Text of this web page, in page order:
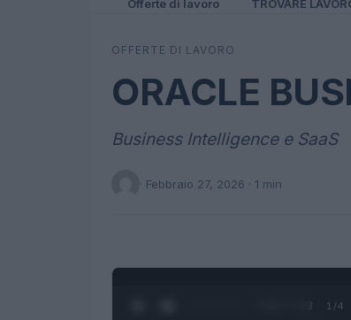
Offerte di lavoro TROVARE
OFFERTE DI LAVORO
ORACLE
Business Intelligence e SaaS
· Febbraio 27, 2026 · 1 min
0:27 / 1:23 1 /4